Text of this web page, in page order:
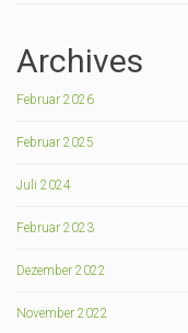
Archives
Februar 2026
Februar 2025
Juli 2024
Februar 2023
Dezember 2022
November 2022